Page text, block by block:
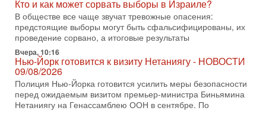
Служба общей безопасности (ШАБАК) создала
3-08-2026, 08:32
Трамп и Иран: последний шанс - НОВОСТИ
03/08/2026
Президент США Дональд Трамп объявил о возобновлении
переговоров с Ираном, но Тегеран пока не подтвердил
готовность к диалогу. По словам американского
2-08-2026, 08:42
Трамп отменил удар по Ирану - НОВОСТИ
Кто и как может сорвать выборы в Израиле?
В обществе все чаще звучат тревожные опасения:
предстоящие выборы могут быть сфальсифицированы, их
проведение сорвано, а итоговые результаты
Вчера, 10:16
Нью-Йорк готовится к визиту Нетаниягу - НОВОСТИ
09/08/2026
Полиция Нью-Йорка готовится усилить меры безопасности
перед ожидаемым визитом премьер-министра Биньямина
Нетаниягу на Генассамблею ООН в сентябре. По